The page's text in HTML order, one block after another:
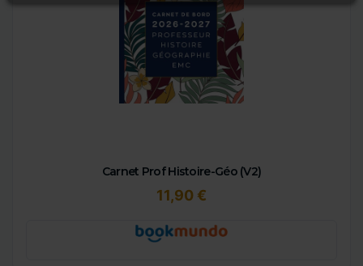
Carnet Prof Histoire-Géo (V2)
11,90 €